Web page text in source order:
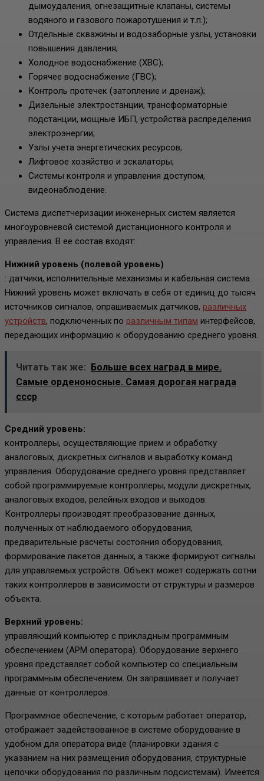
дымоудаления, огнезащитные клапаны, системы
водяного и газового пожаротушения и т.п.);
Отдельные скважины и водозаборные узлы, установки
повышения давления;
Холодное водоснабжение (ХВС);
Горячее водоснабжение (ГВС);
Контроль протечек (затопление и дренаж);
Дизельные электростанции, трансформаторные
подстанции, мощные ИБП, устройства распределения
электроэнергии;
Узлы учета энергетических ресурсов;
Лифтовое хозяйство и эскалаторы;
Системы контроля и управления доступом,
видеонаблюдение.
Система диспетчеризации инженерных систем является
многоуровневой системой дистанционного контроля и
управления. В ее состав входят:
Нижний уровень (полевой уровень)
: датчики, исполнительные механизмы и кабельная система.
Нижний уровень может включать в себя от единиц до тысяч
источников сигналов, опрашиваемых датчиков, различных
устройств, подключенных по различным типам интерфейсов,
передающих информацию к оборудованию среднего уровня.
Читать так же: Больше всех наград в мире.
Cамые орденоносные. Самая дорогая награда
ссср
Средний уровень:
контроллеры, осуществляющие прием и обработку
аналоговых, дискретных сигналов и выработку команд
управления. Оборудование среднего уровня представляет
собой программируемые контроллеры, модули дискретных,
аналоговых входов, релейных входов и выходов.
Контроллеры производят преобразование данных,
полученных от наблюдаемого оборудования,
предварительные расчеты состояния оборудования,
формирование пакетов данных, а также формируют сигналы
для управляемых устройств. Объект может содержать сотни
таких контроллеров в зависимости от структуры и размеров
объекта.
Верхний уровень:
управляющий компьютер с прикладным программным
обеспечением (АРМ оператора). Оборудование верхнего
уровня представляет собой компьютер со специальным
программным обеспечением. Он запрашивает и получает
данные от контроллеров.
Программное обеспечение, с которым работает оператор,
отображает задействованное в системе оборудование в
удобном для оператора виде (планировки здания с
указанием на них размещения оборудования, структурные
цепочки оборудования по различным подсистемам). Имеется